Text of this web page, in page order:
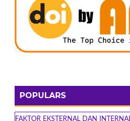
POPULARS
FAKTOR EKSTERNAL DAN